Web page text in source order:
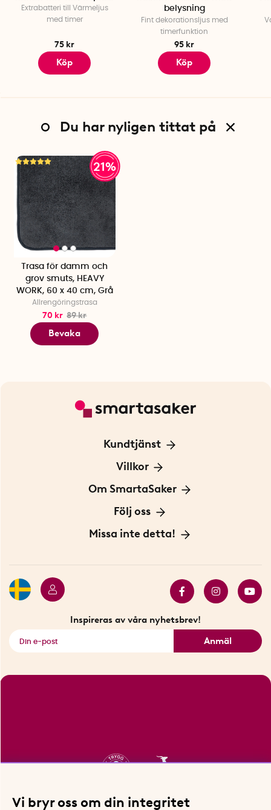
Extrabatteri till Värmeljus
med timer
75 kr
Köp
belysning
Fint dekorationsljus med
timerfunktion
95 kr
Köp
Du har nyligen tittat på
21%
Trasa för damm och
grov smuts, HEAVY
WORK, 60 x 40 cm, Grå
Allrengöringstrasa
70 kr 89 kr
Bevaka
Kundtjänst
Kontakta oss
För Företag
Villkor
Frakt och leverans
Personuppgiftspolicy
Om SmartaSaker
Om oss
Vår historia
Följ oss
Blogg: Smarta tips
Missa inte detta!
Inspireras av våra nyhetsbrev!
Anmäl
Vi bryr oss om din integritet